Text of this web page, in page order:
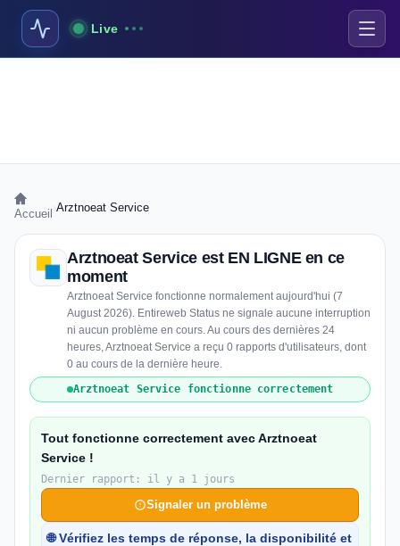
Live
Accueil Arztnoeat Service
Arztnoeat Service est EN LIGNE en ce
moment
Arztnoeat Service fonctionne normalement aujourd'hui (7
August 2026). Entireweb Status ne signale aucune interruption
ni aucun problème en cours. Au cours des dernières 24
heures, Arztnoeat Service a reçu 0 rapports d'utilisateurs, dont
0 au cours de la dernière heure.
Arztnoeat Service fonctionne correctement
Tout fonctionne correctement avec Arztnoeat
Service !
Dernier rapport: il y a 1 jours
Signaler un problème
🌐 Vérifiez les temps de réponse, la disponibilité et